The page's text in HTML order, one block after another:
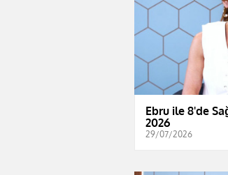
Ebru ile 8'de
2026
29/07/2026